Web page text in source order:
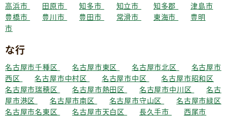
高浜市 田原市 知多市 知立市 知多郡
津島市
豊橋市
豊川市 豊田市 常滑市 東海市
豊明
市
な行
名古屋市千種区 名古屋市東区 名古屋市北区
名古屋市
西区
名古屋市中村区 名古屋市中区
名古屋市昭和区
名古屋市瑞穂区
名古屋市熱田区 名古屋市中川区
名古
屋市港区
名古屋市南区 名古屋市守山区
名古屋市緑区
名古屋市名東区
名古屋市天白区 長久手市
西尾市